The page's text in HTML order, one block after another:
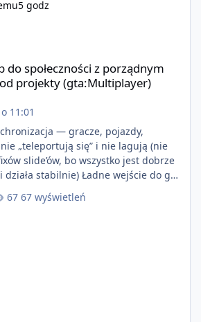
5 godz
do społeczności z porządnym
projekty (gta:Multiplayer)
11:01
— gracze, pojazdy,
„teleportują się” i nie lagują (nie
slide’ów, bo wszystko jest dobrze
Ładne wejście do gry
multiplayera Wygodne
i skryptów (wsparcie C# / JS /
67 wyświetleń